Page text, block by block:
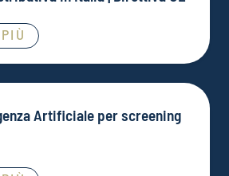
Artificiale per screening